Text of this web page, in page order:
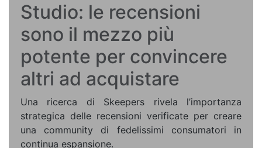
Studio: le recensioni
sono il mezzo più
potente per convincere
altri ad acquistare
Una ricerca di Skeepers rivela l’importanza
strategica delle recensioni verificate per creare
una community di fedelissimi consumatori in
continua espansione.